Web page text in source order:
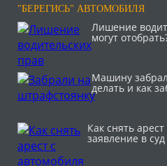
"БЕРЕГИСЬ" АВТОМОБИЛЯ
Лишение
могут
Машину
делать и как
Как снять
заявление в суд